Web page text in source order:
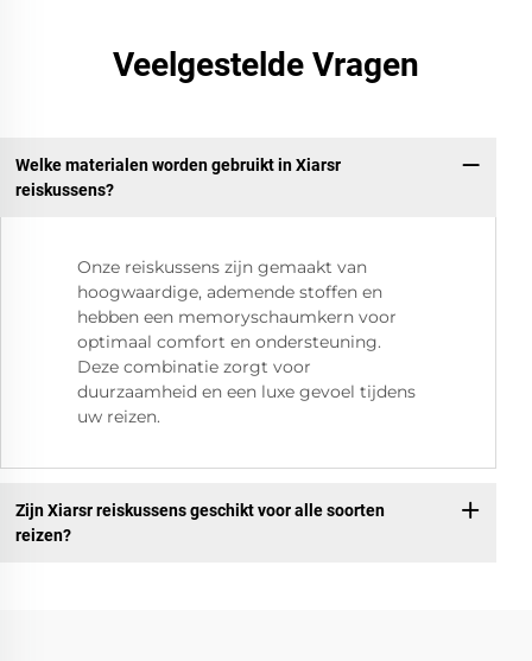
Veelgestelde Vragen
Welke materialen worden gebruikt in Xiarsr
reiskussens?
Onze reiskussens zijn gemaakt van
hoogwaardige, ademende stoffen en
hebben een memoryschaumkern voor
optimaal comfort en ondersteuning.
Deze combinatie zorgt voor
duurzaamheid en een luxe gevoel tijdens
uw reizen.
Zijn Xiarsr reiskussens geschikt voor alle soorten
reizen?